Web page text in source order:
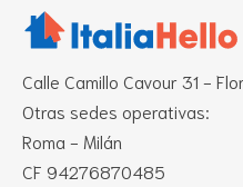
Calle Camillo Cavour 31 -
Otras sedes operativas:
Roma - Milán
CF 94276870485